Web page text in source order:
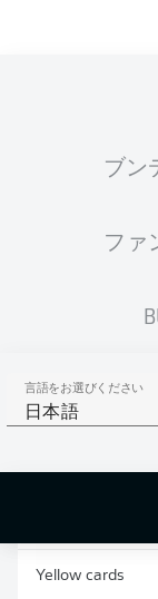
ブン
ファ
言語をお選びください
日本語
2026/2027
統計
Yellow cards